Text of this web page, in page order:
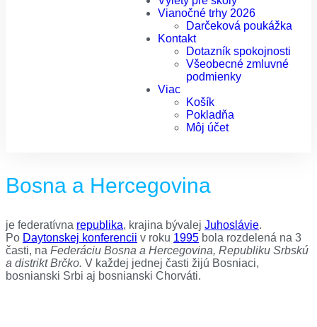
Vianočné trhy 2026
Darčeková poukážka
Kontakt
Dotazník spokojnosti
Všeobecné zmluvné
podmienky
Viac
Košík
Pokladňa
Môj účet
Bosna a Hercegovina
je federatívna republika, krajina bývalej Juhoslávie.
Po Daytonskej konferencii v roku 1995 bola rozdelená na 3
časti, na Federáciu Bosna a Hercegovina, Republiku Srbskú
a distrikt Brčko. V každej jednej časti žijú Bosniaci,
bosnianski Srbi aj bosnianski Chorváti.